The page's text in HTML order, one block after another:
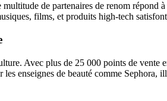
de partenaires de renom
films, et produits high-tech
Avec plus de 25 000 points de
enseignes de beauté comme Sephora,